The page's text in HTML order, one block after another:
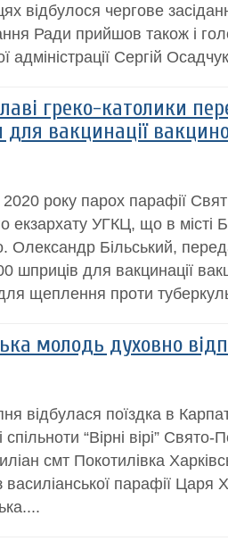
відбулося чергове
Ради прийшов також і
адміністрації Сергій
греко-католики
вакцинації
року парох парафії
екзархату УГКЦ, що в місті
Олександр Більський,
шприців для вакцинації
щеплення проти
молодь духовно
відбулася поїздка в
спільноти “Вірні вірі”
смт Покотилівка
василіанської парафії Царя